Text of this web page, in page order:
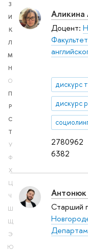
З
И
К
Л
М
Н
О
П
Р
С
Т
У
Ф
Х
Ц
Ч
Ш
Щ
Э
Ю
2780962
6382
Аликина
Доцент:
дискурс
Антонюк
Старший